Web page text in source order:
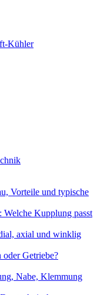
Kühler
Vorteile und typische
Kupplung passt
axial und winklig
Getriebe?
Nabe, Klemmung